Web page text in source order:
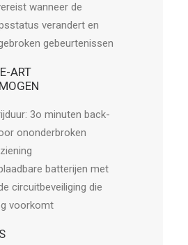
wanneer de
verandert en
gebeurtenissen
ART
3o minuten back-
ononderbroken
batterijen met
circuitbeveiliging die
voorkomt